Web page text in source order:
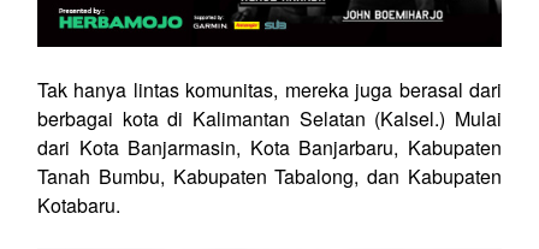
Tak hanya lintas komunitas, mereka juga berasal dari
berbagai kota di Kalimantan Selatan (Kalsel.) Mulai
dari Kota Banjarmasin, Kota Banjarbaru, Kabupaten
Tanah Bumbu, Kabupaten Tabalong, dan Kabupaten
Kotabaru.